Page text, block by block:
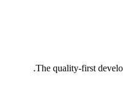
The quality-first